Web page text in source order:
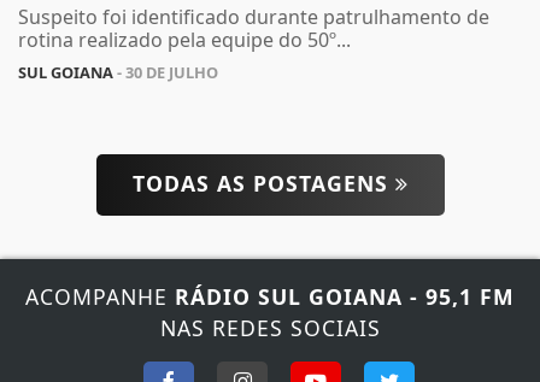
Suspeito foi identificado durante patrulhamento de
rotina realizado pela equipe do 50º...
SUL GOIANA- 30 DE JULHO
TODAS AS POSTAGENS
ACOMPANHE RÁDIO SUL GOIANA - 95,1 FM
NAS REDES SOCIAIS